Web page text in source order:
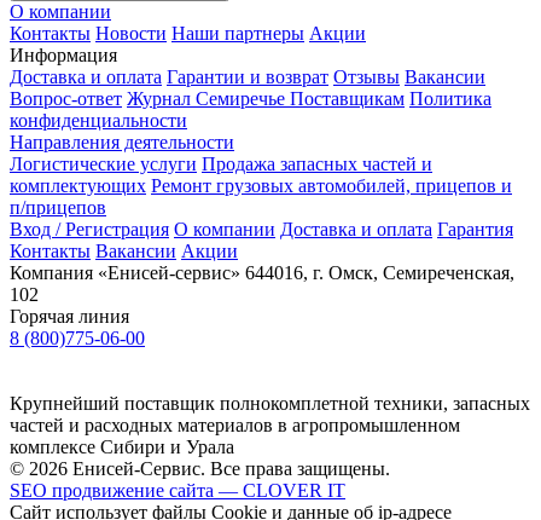
О компании
Контакты Новости Наши партнеры Акции
Информация
Доставка и оплата Гарантии и возврат Отзывы Вакансии
Вопрос-ответ Журнал Семиречье Поставщикам Политика
конфиденциальности
Направления деятельности
Логистические услуги Продажа запасных частей и
комплектующих Ремонт грузовых автомобилей, прицепов и
п/прицепов
Вход / Регистрация О компании Доставка и оплата Гарантия
Контакты Вакансии Акции
Компания «Енисей-сервис» 644016, г. Омск, Семиреченская,
102
Горячая линия
8 (800)775-06-00
Крупнейший поставщик полнокомплетной техники, запасных
частей и расходных материалов в агропромышленном
комплексе Сибири и Урала
© 2026 Енисей-Сервис. Все права защищены.
SEO продвижение сайта — CLOVER IT
Сайт использует файлы Cookie и данные об ip-адресе